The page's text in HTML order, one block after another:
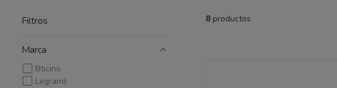
Filtros
Marca
Bticino
Legrand
8 productos
diferencial